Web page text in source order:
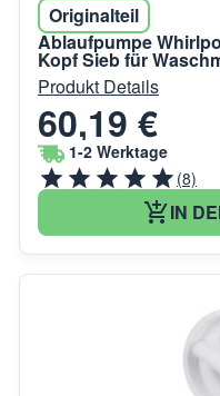
Originalteil
Ablaufpumpe
Kopf Sieb für
Produkt Details
60,19 €
1-2 Werktage
(8)
IN